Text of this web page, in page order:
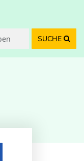
SUCHE